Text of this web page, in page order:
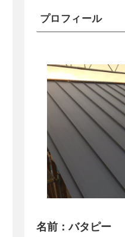
プロフィール
名前：バタピー